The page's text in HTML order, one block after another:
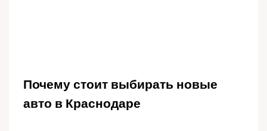
Почему стоит выбирать новые
авто в Краснодаре